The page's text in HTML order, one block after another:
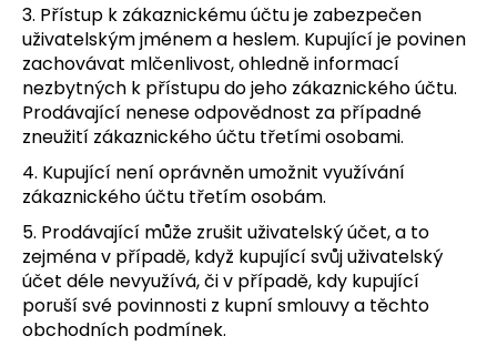
3. Přístup k zákaznickému účtu je zabezpečen
uživatelským jménem a heslem. Kupující je povinen
zachovávat mlčenlivost, ohledně informací
nezbytných k přístupu do jeho zákaznického účtu.
Prodávající nenese odpovědnost za případné
zneužití zákaznického účtu třetími osobami.
4. Kupující není oprávněn umožnit využívání
zákaznického účtu třetím osobám.
5. Prodávající může zrušit uživatelský účet, a to
zejména v případě, když kupující svůj uživatelský
účet déle nevyužívá, či v případě, kdy kupující
poruší své povinnosti z kupní smlouvy a těchto
obchodních podmínek.